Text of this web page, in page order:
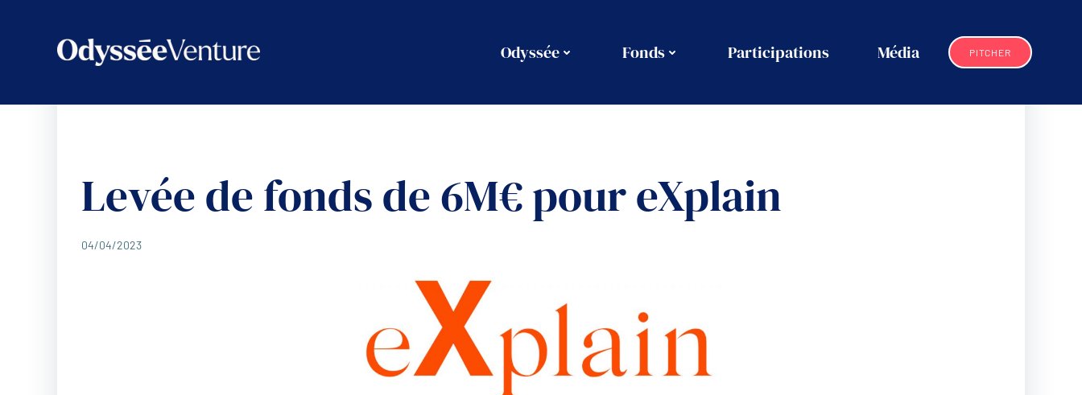
Odyssée Fonds Participations Média PITCHER
Levée de fonds de 6M€ pour eXplain
04/04/2023